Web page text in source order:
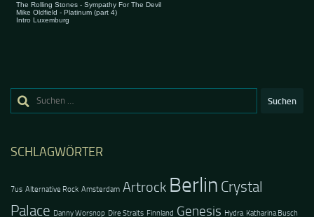
Suchen
SCHLAGWÖRTER
7us Alternative Rock Amsterdam Artrock Berlin Crystal
Palace Danny Worsnop Dire Straits Finnland Genesis Hydra Katharina Busch